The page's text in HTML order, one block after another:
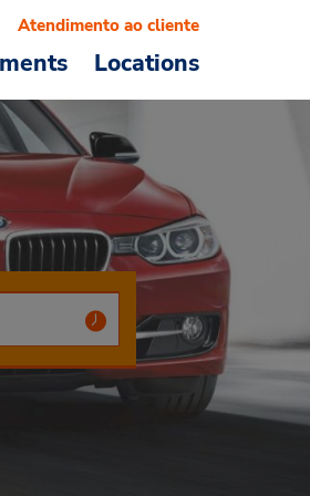
Locations
Atendimento ao cliente